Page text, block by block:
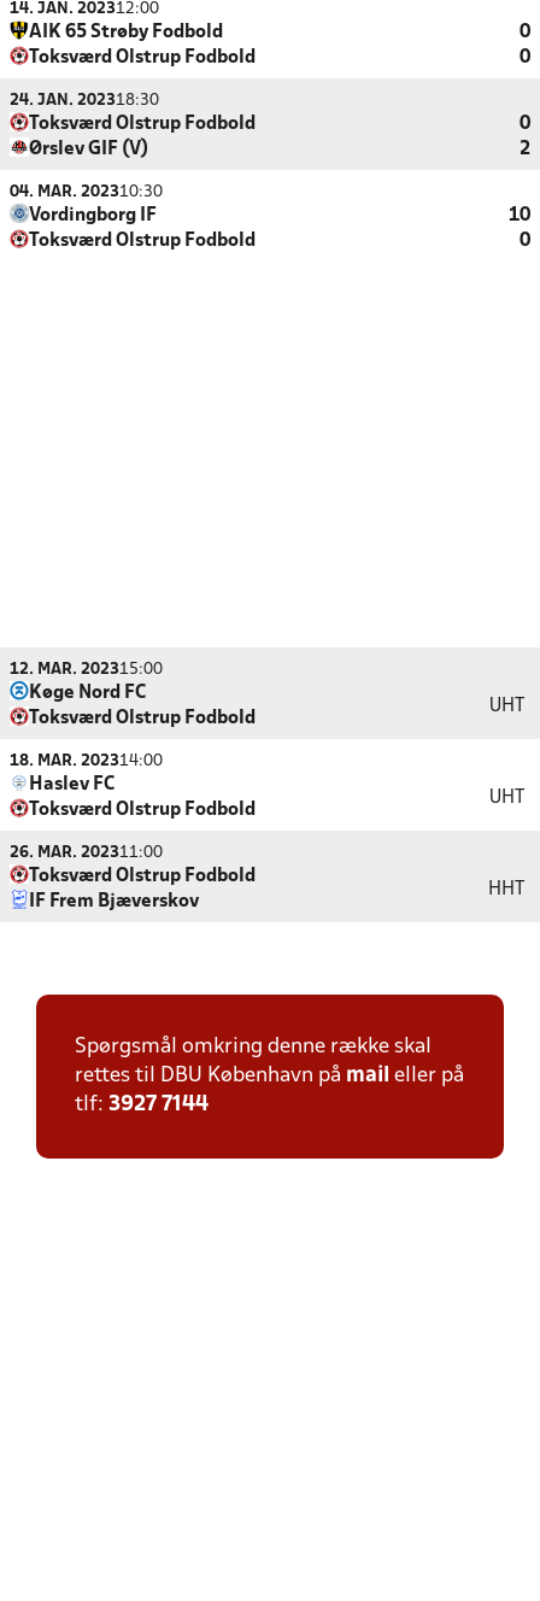
14. JAN. 202312:00
AIK 65 Strøby Fodbold
0
Toksværd Olstrup Fodbold
0
24. JAN. 202318:30
Toksværd Olstrup Fodbold
0
Ørslev GIF (V)
2
04. MAR. 202310:30
Vordingborg IF
10
Toksværd Olstrup Fodbold
0
12. MAR. 202315:00
Køge Nord FC
Toksværd Olstrup Fodbold
UHT
18. MAR. 202314:00
Haslev FC
Toksværd Olstrup Fodbold
UHT
26. MAR. 202311:00
Toksværd Olstrup Fodbold
IF Frem Bjæverskov
HHT
Spørgsmål omkring denne række skal
rettes til DBU København på mail eller på
tlf: 3927 7144